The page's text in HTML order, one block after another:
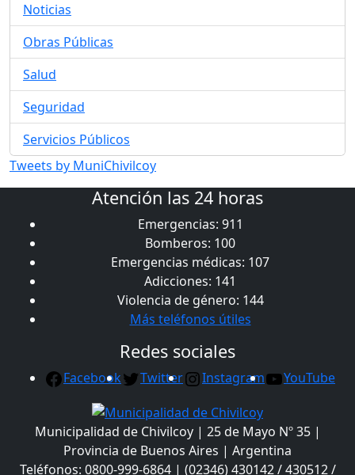
Noticias
Obras Públicas
Salud
Seguridad
Servicios Públicos
Tweets by MuniChivilcoy
Atención las 24 horas
Emergencias: 911
Bomberos: 100
Emergencias médicas: 107
Adicciones: 141
Violencia de género: 144
Más teléfonos útiles
Redes sociales
Facebook Twitter Instagram YouTube
Municipalidad de Chivilcoy | 25 de Mayo Nº 35 |
Provincia de Buenos Aires | Argentina
Teléfonos: 0800-999-6864 | (02346) 430142 / 430512 /